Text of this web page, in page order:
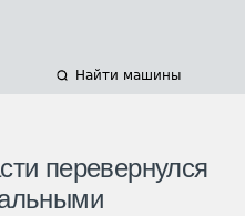
Найти машины
перевернулся